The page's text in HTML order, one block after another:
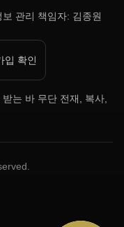
관리 책임자: 김종원
입 확인
는 바 무단 전재, 복사,